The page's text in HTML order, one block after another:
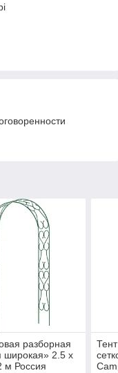
разборная
широкая» 2.5 х
м Россия